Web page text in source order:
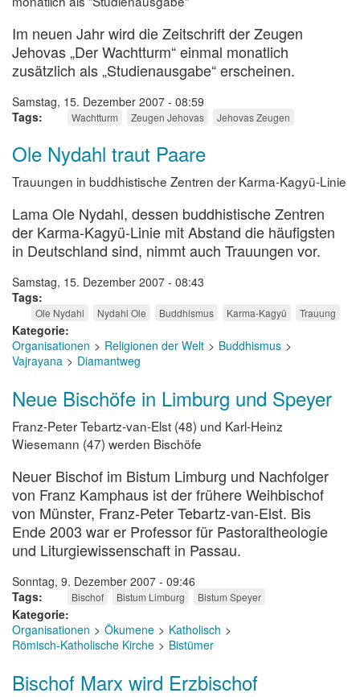
Im neuen Jahr wird die Zeitschrift der Zeugen
Jehovas „Der Wachtturm“ einmal monatlich
zusätzlich als „Studienausgabe“ erscheinen.
Samstag, 15. Dezember 2007 - 08:59
Tags
Wachtturm Zeugen Jehovas Jehovas Zeugen
Ole Nydahl traut Paare
Trauungen in buddhistische Zentren der Karma-Kagyü-Linie
Lama Ole Nydahl, dessen buddhistische Zentren
der Karma-Kagyü-Linie mit Abstand die häufigsten
in Deutschland sind, nimmt auch Trauungen vor.
Samstag, 15. Dezember 2007 - 08:43
Tags
Ole Nydahl Nydahl Ole Buddhismus Karma-Kagyü Trauung
Kategorie
Organisationen
Religionen der Welt
Buddhismus
Vajrayana
Diamantweg
Neue Bischöfe in Limburg und Speyer
Franz-Peter Tebartz-van-Elst (48) und Karl-Heinz
Wiesemann (47) werden Bischöfe
Neuer Bischof im Bistum Limburg und Nachfolger
von Franz Kamphaus ist der frühere Weihbischof
von Münster, Franz-Peter Tebartz-van-Elst. Bis
Ende 2003 war er Professor für Pastoraltheologie
und Liturgiewissenschaft in Passau.
Sonntag, 9. Dezember 2007 - 09:46
Tags
Bischof Bistum Limburg Bistum Speyer
Kategorie
Organisationen
Ökumene
Katholisch
Römisch-Katholische Kirche
Bistümer
Bischof Marx wird Erzbischof